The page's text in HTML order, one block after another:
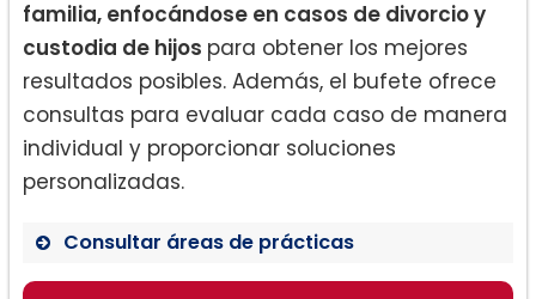
familia, enfocándose en casos de divorcio y
custodia de hijos para obtener los mejores
resultados posibles. Además, el bufete ofrece
consultas para evaluar cada caso de manera
individual y proporcionar soluciones
personalizadas.
Consultar áreas de prácticas
Derecho de Familia